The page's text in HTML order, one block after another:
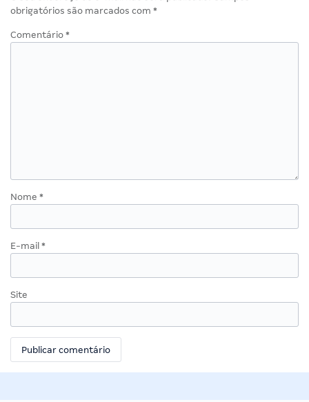
obrigatórios são marcados com *
Comentário *
Nome *
E-mail *
Site